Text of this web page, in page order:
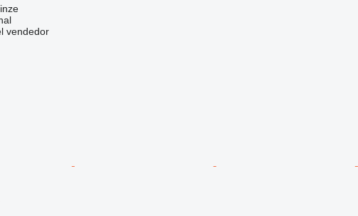
vendedor